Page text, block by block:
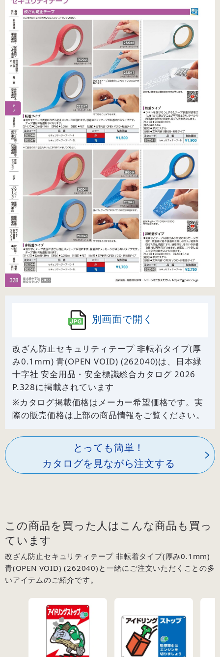
別画面で開く
改ざん防止セキュリティテープ 非転着タイプ(厚
み0.1mm) 青(OPEN VOID) (262040)は、日本緑
十字社 安全用品・安全標識総合カタログ 2026
P.328に掲載されています
※カタログ掲載価格はメーカー希望価格です。実
際の販売価格は上部の商品情報をご覧ください。
とっても簡単！
カタログを見ながら注文する
この商品を買った人はこんな商品も買っ
ています
改ざん防止セキュリティテープ 非転着タイプ(厚み0.1mm)
青(OPEN VOID) (262040)と一緒にご注文いただくことの多
いアイテムのご紹介です。